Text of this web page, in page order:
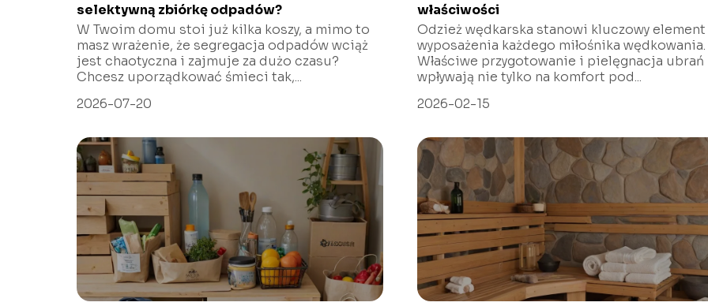
selektywną zbiórkę odpadów?
W Twoim domu stoi już kilka koszy, a mimo to
masz wrażenie, że segregacja odpadów wciąż
jest chaotyczna i zajmuje za dużo czasu?
Chcesz uporządkować śmieci tak,...
2026-07-20
właściwości
Odzież wędkarska stanowi kluczowy element
wyposażenia każdego miłośnika wędkowania.
Właściwe przygotowanie i pielęgnacja ubrań
wpływają nie tylko na komfort pod...
2026-02-15